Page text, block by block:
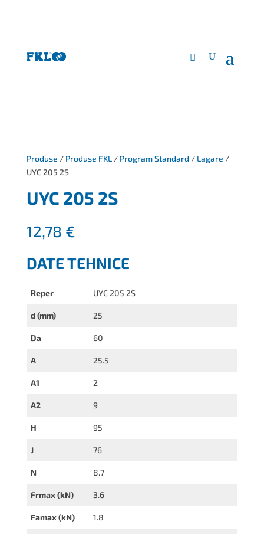
Produse / Produse FKL/ Program Standard / Lagare /
UYC 205 2S
UYC 205 2S
12,78 €
DATE TEHNICE
Reper UYC 205 2S
d (mm) 25
Da 60
A 25.5
A1 2
A2 9
H 95
J 76
N 8.7
Frmax (kN) 3.6
Famax (kN) 1.8